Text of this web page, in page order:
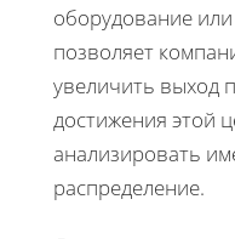
оборудование
позволяет
увеличить выход
достижения этой
анализировать
распределение.